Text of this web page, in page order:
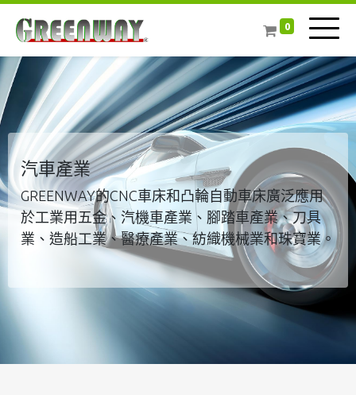
0
汽車產業
GREENWAY的CNC車床和凸輪自動車床廣泛應用
於工業用五金、汽機車產業、腳踏車產業、刀具
業、造船工業、醫療產業、紡織機械業和珠寶業。